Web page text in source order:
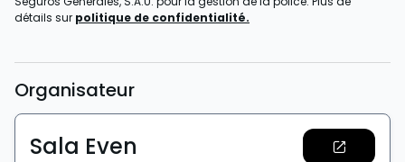
détails sur politique de confidentialité.
Organisateur
Sala Even